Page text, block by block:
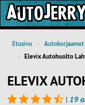
Etusivu Autokorjaamot
Elevix Autohuolto
ELEVIX
| 19